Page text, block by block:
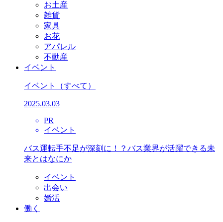
お土産
雑貨
家具
お花
アパレル
不動産
イベント
イベント （すべて）
2025.03.03
PR
イベント
バス運転手不足が深刻に！？バス業界が活躍できる未
来とはなにか
イベント
出会い
婚活
働く